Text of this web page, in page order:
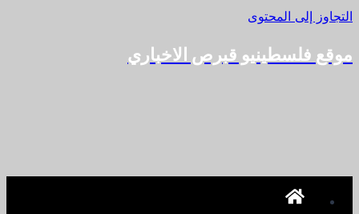
التجاوز إلى المحتوى
موقع فلسطينيو قبرص الاخباري